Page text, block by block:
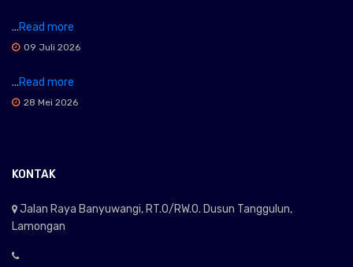
...Read more
09 Juli 2026
...Read more
28 Mei 2026
KONTAK
Jalan Raya Banyuwangi, RT.0/RW.0. Dusun Tanggulun,
Lamongan